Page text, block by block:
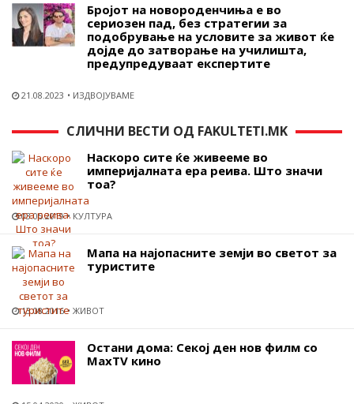
Бројот на новороденчиња е во
сериозен пад, без стратегии за
подобрување на условите за живот ќе
дојде до затворање на училишта,
предупредуваат експертите
21.08.2023 ИЗДВОЈУВАМЕ
СЛИЧНИ ВЕСТИ ОД FAKULTETI.MK
Наскоро сите ќе живееме во
империјалната ера реива. Што значи
тоа?
03.05.2019 КУЛТУРА
Мапа на најопасните земји во светот за
туристите
13.08.2016 ЖИВОТ
Остани дома: Секој ден нов филм со
MaxTV кино